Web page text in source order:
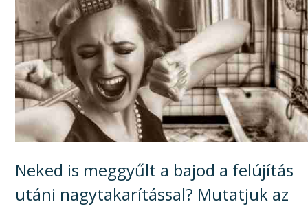
Neked is meggyűlt a bajod a felújítás
utáni nagytakarítással? Mutatjuk az